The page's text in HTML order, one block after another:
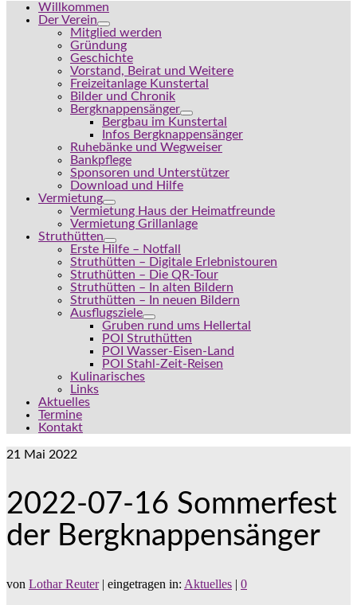
Willkommen
Der Verein
Mitglied werden
Gründung
Geschichte
Vorstand, Beirat und Weitere
Freizeitanlage Kunstertal
Bilder und Chronik
Bergknappensänger
Bergbau im Kunstertal
Infos Bergknappensänger
Ruhebänke und Wegweiser
Bankpflege
Sponsoren und Unterstützer
Download und Hilfe
Vermietung
Vermietung Haus der Heimatfreunde
Vermietung Grillanlage
Struthütten
Erste Hilfe – Notfall
Struthütten – Digitale Erlebnistouren
Struthütten – Die QR-Tour
Struthütten – In alten Bildern
Struthütten – In neuen Bildern
Ausflugsziele
Gruben rund ums Hellertal
POI Struthütten
POI Wasser-Eisen-Land
POI Stahl-Zeit-Reisen
Kulinarisches
Links
Aktuelles
Termine
Kontakt
21 Mai 2022
2022-07-16 Sommerfest
der Bergknappensänger
von Lothar Reuter | eingetragen in: Aktuelles | 0